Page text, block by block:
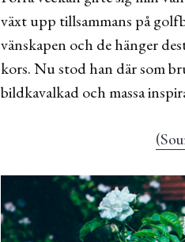
växt upp tillsammans på
vänskapen och de hänger
kors. Nu stod han där som
bildkavalkad och massa